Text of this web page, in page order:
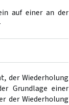
auf einer an der
der Wiederholung
Grundlage einer
der Wiederholung